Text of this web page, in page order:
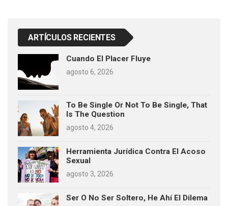
ARTÍCULOS RECIENTES
Cuando El Placer Fluye
agosto 6, 2026
To Be Single Or Not To Be Single, That
Is The Question
agosto 4, 2026
Herramienta Jurídica Contra El Acoso
Sexual
agosto 3, 2026
Ser O No Ser Soltero, He Ahí El Dilema